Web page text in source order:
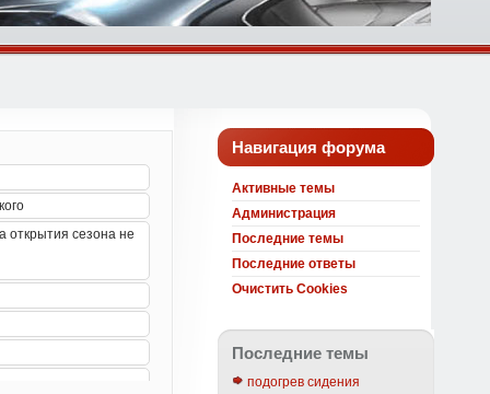
Навигация форума
Активные темы
Администрация
Последние темы
Последние ответы
Очистить Cookies
Последние темы
подогрев сидения